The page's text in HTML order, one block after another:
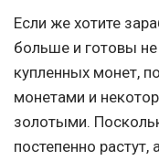
Если же хотите
больше и готовы
купленных монет,
монетами и
золотыми.
постепенно